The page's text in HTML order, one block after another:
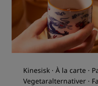
Kinesisk · À la carte ·
Vegetaralternativer ·